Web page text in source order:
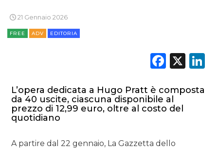
OPINIONI
21 Gennaio 2026
FREE ADV EDITORIA
X
L’opera dedicata a Hugo Pratt è composta
da 40 uscite, ciascuna disponibile al
prezzo di 12,99 euro, oltre al costo del
quotidiano
A partire dal 22 gennaio, La Gazzetta dello